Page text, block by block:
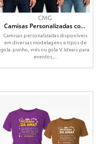
CMG
Camisas Personalizadas com
Gola Punho, Viés ou V –
Diversos Tamanhos
Camisas personalizadas disponíveis
em diversas modelagens e tipos de
gola: punho, viés ou gola V. Ideais para
eventos,...